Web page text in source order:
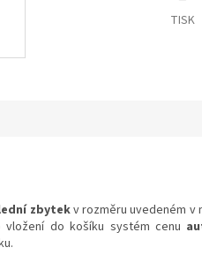
TISK
zbytekv rozměru uvedeném v
do košíku systém cenu